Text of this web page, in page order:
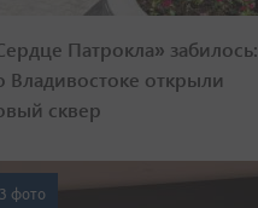
Патрокла» забилось:
Владивостоке открыли
сквер
фото